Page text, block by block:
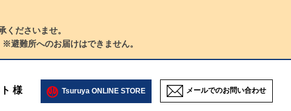
くださいませ。
避難所へのお届けはできません。
様 Tsuruya ONLINE STORE メールでのお問い合わせ